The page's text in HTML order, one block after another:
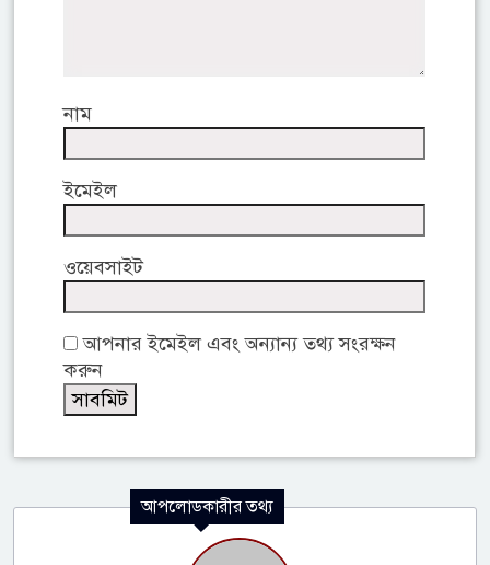
নাম
ইমেইল
ওয়েবসাইট
আপনার ইমেইল এবং অন্যান্য তথ্য সংরক্ষন
করুন
আপলোডকারীর তথ্য